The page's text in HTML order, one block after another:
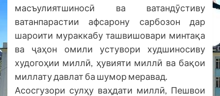
масъулиятшиносӣ ва ватандӯстиву
ватанпарастии афсарону сарбозон дар
шароити мураккабу ташвишовари минтақа
ва ҷаҳон омили устувори худшиносиву
худогоҳии миллӣ, ҳувияти миллӣ ва бақои
миллату давлат ба шумор меравад.
Асосгузори сулҳу ваҳдати миллӣ, Пешвои